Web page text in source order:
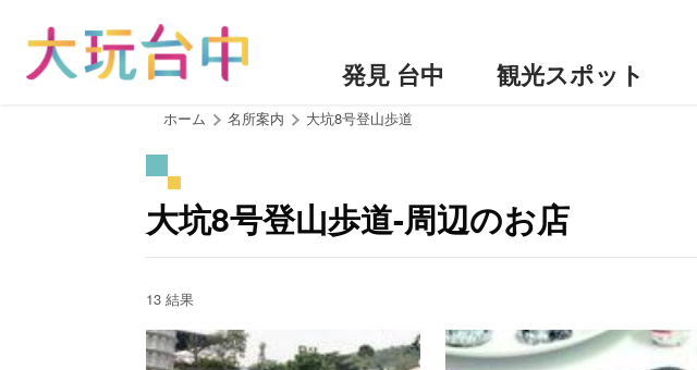
発見 台中 観光スポット
ホーム 名所案内 大坑8号登山歩道
大坑8号登山歩道-周辺のお店
13 結果